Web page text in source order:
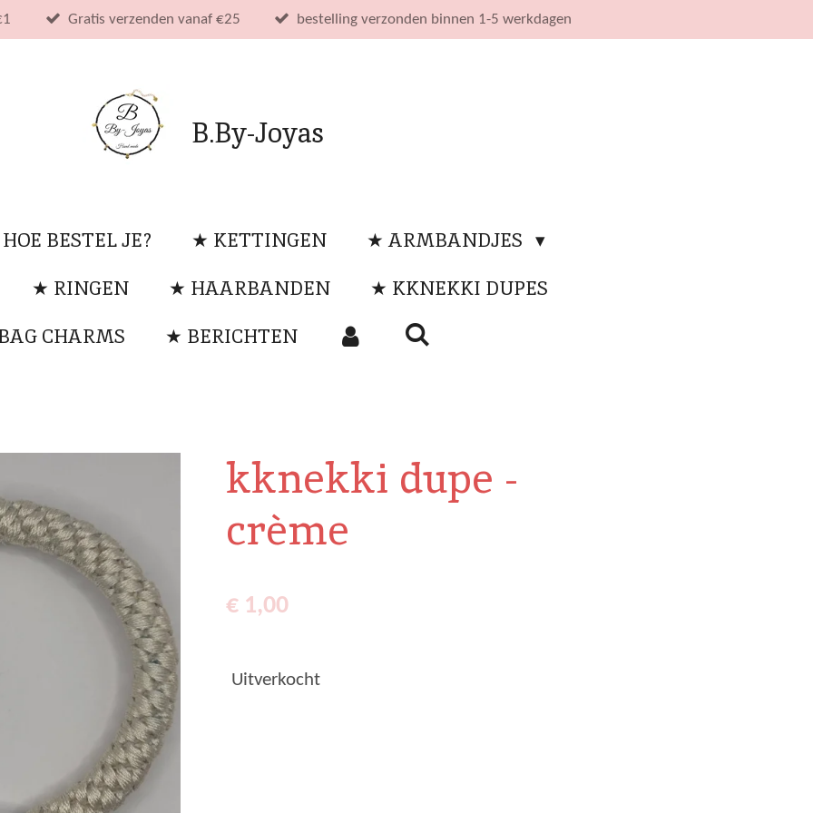
Gratis verzenden vanaf €25 bestelling verzonden binnen 1-5 werkdagen
B.By-Joyas
BESTEL JE? ★ KETTINGEN
★ ARMBANDJES
★ RINGEN ★ HAARBANDEN
★ KKNEKKI DUPES
CHARMS
★ BERICHTEN
kknekki dupe -
crème
€ 1,00
Uitverkocht